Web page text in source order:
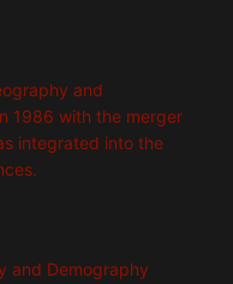
and
1986 with the merger
integrated into the
and Demography